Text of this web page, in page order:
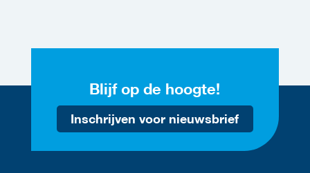
Blijf op de hoogte!
Inschrijven voor nieuwsbrief